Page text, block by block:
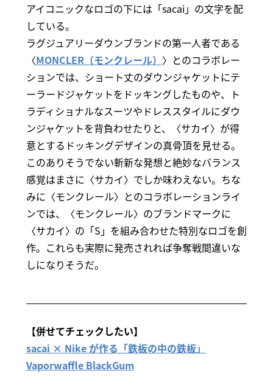
アイコニックなロゴの下には「sacai」の文字を配
している。
ラグジュアリーダウンブランドの第一人者である
〈MONCLER（モンクレール） 〉とのコラボレー
ションでは、ショート丈のダウンジャケットにテ
ーラードジャケットをドッキングしたものや、ト
ラディショナルなスーツやドレススタイルにダウ
ンジャケットを背負わせたりと、〈サカイ〉が得
意とするドッキングデザインの真骨頂を見せる。
このありそうでない斬新な発想と絶妙なバランス
感覚はまさに〈サカイ〉でしか味わえない。ちな
みに〈モンクレール〉とのコラボレーションライ
ンでは、〈モンクレール〉のブランドマークに
〈サカイ〉の「S」を組み合わせた特別なロゴを創
作。これらも実際に発売されれば争奪戦間違いな
しになりそうだ。
【併せてチェックしたい】
sacai × Nike が作る「鉄板の中の鉄板」
Vaporwaffle BlackGum